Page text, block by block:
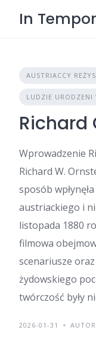
In
AUSTRIACCY
LUDZIE URODZENI
Richard
Wprowadzenie
Richard W.
sposób
austriackiego i
listopada 1880
filmowa
scenariusze
żydowskiego
twórczość były
2026-01-31 AUTOR